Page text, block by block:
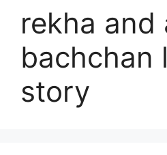
rekha and
bachchan
story